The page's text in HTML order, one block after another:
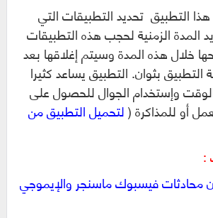
التطبيق تحديد التطبيقات التي
المدة الزمنية لحجب هذه التطبيقات
خلال هذه المدة وسيتم إغلاقها بعد
بثوان. التطبيق يساعد كثيرا
وإستخدام الجوال للحصول على
أو للمذاكرة (لتحميل التطبيق من
:
محادثات فيسبوك ماسنجر والإيموجي